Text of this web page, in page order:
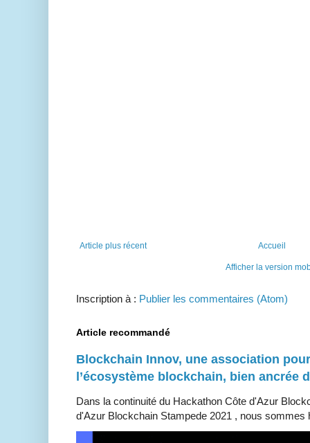
Article plus récent Accueil
Afficher la version
Inscription à : Publier les commentaires (Atom)
Article recommandé
Blockchain Innov, une association
l’écosystème blockchain, bien ancrée
Dans la continuité du Hackathon Côte d'Azur
d'Azur Blockchain Stampede 2021 , nous sommes